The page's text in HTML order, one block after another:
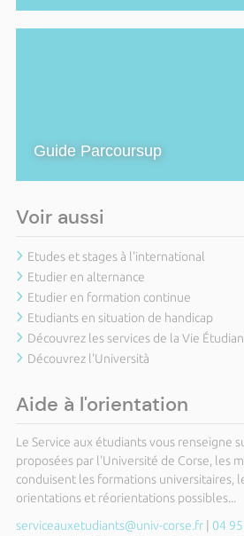
Guide Parcoursup
Voir aussi
Etudes et stages à l'international
Etudier en alternance
Etudier en formation continue
Etudiants en situation de handicap
Découvrez les services de la Vie
Découvrez l'Università
Aide à l'orientation
Le Service aux étudiants vous renseigne
proposées par l'Université de Corse, les
conduisent les formations universitaires,
orientations et réorientations possibles...
serviceauxetudiants@univ-corse.fr| 04